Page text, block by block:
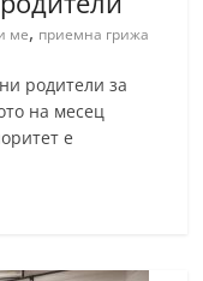
ме, приемна грижа
родители за
на месец
е